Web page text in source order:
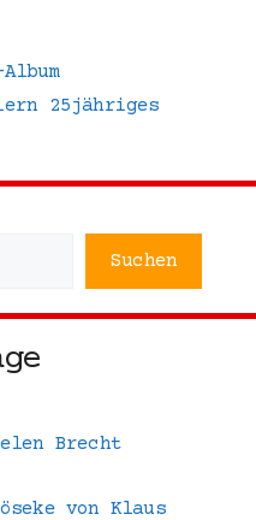
25jähriges
Suchen
Brecht
von Klaus